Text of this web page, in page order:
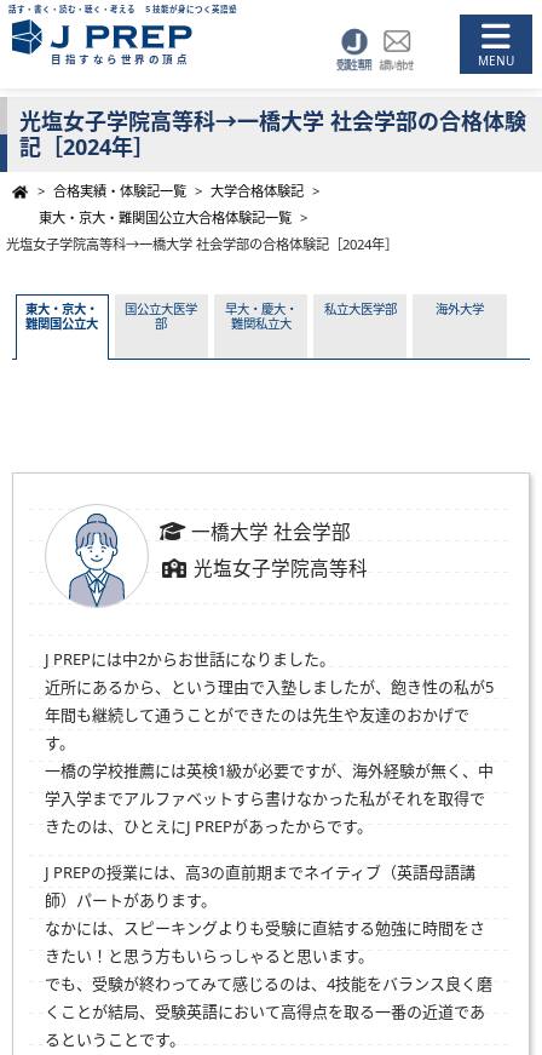
話す・書く・読む・聴く・考える ５技能が身につく英語塾
目指すなら世界の頂点
光塩女子学院高等科→一橋大学 社会学部の合格体験
記［2024年］
> 合格実績・体験記一覧 > 大学合格体験記 >
東大・京大・難関国公立大合格体験記一覧 >
光塩女子学院高等科→一橋大学 社会学部の合格体験記［2024年］
東大・京大・
難関国公立大
国公立大医学
部
早大・慶大・
難関私立大
私立大医学部 海外大学
一橋大学 社会学部
光塩女子学院高等科
J PREPには中2からお世話になりました。
近所にあるから、という理由で入塾しましたが、飽き性の私が5
年間も継続して通うことができたのは先生や友達のおかげで
す。
一橋の学校推薦には英検1級が必要ですが、海外経験が無く、中
学入学までアルファベットすら書けなかった私がそれを取得で
きたのは、ひとえにJ PREPがあったからです。
J PREPの授業には、高3の直前期までネイティブ（英語母語講
師）パートがあります。
なかには、スピーキングよりも受験に直結する勉強に時間をさ
きたい！と思う方もいらっしゃると思います。
でも、受験が終わってみて感じるのは、4技能をバランス良く磨
くことが結局、受験英語において高得点を取る一番の近道であ
るということです。